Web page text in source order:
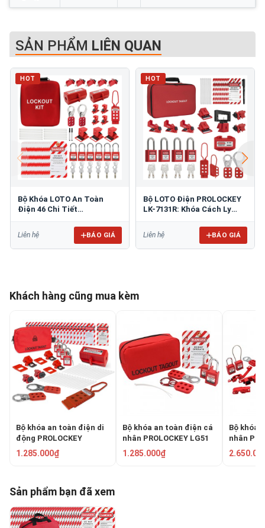
SẢN PHẨM LIÊN QUAN
HOT
Bộ Khóa LOTO An Toàn
Điện 46 Chi Tiết
Liên hệ BÁO GIÁ
HOT
Bộ LOTO Điện PROLOCKEY
LK-7131R: Khóa Cách Ly
Liên hệ BÁO GIÁ
Khách hàng cũng mua kèm
Bộ khóa an toàn điện di
động PROLOCKEY
LG5134EP38SKA
1.285.000₫
Bộ khóa an toàn điện cá
nhân PROLOCKEY LG51
1.285.000₫
Bộ khóa
nhân
Sản phẩm bạn đã xem